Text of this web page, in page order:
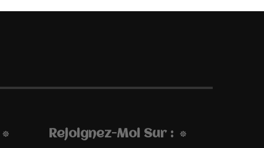
Rejoignez-Moi Sur :